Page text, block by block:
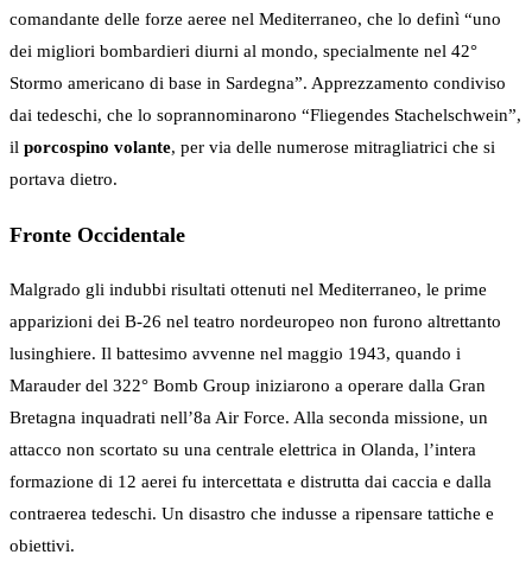
comandante delle forze aeree nel Mediterraneo, che lo definì “uno
dei migliori bombardieri diurni al mondo, specialmente nel 42°
Stormo americano di base in Sardegna”. Apprezzamento condiviso
dai tedeschi, che lo soprannominarono “Fliegendes Stachelschwein”,
il porcospino volante, per via delle numerose mitragliatrici che si
portava dietro.
Fronte Occidentale
Malgrado gli indubbi risultati ottenuti nel Mediterraneo, le prime
apparizioni dei B-26 nel teatro nordeuropeo non furono altrettanto
lusinghiere. Il battesimo avvenne nel maggio 1943, quando i
Marauder del 322° Bomb Group iniziarono a operare dalla Gran
Bretagna inquadrati nell’8a Air Force. Alla seconda missione, un
attacco non scortato su una centrale elettrica in Olanda, l’intera
formazione di 12 aerei fu intercettata e distrutta dai caccia e dalla
contraerea tedeschi. Un disastro che indusse a ripensare tattiche e
obiettivi.